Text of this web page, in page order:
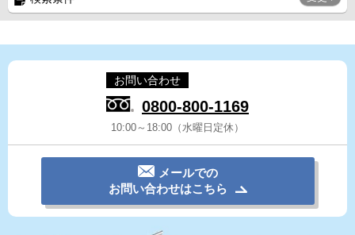
お問い合わせ
0800-800-1169
10:00～18:00（水曜日定休）
メールでの
お問い合わせはこちら